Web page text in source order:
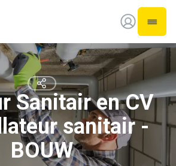
Ouvrir
Sanitair en CV
sanitair -
BOUW